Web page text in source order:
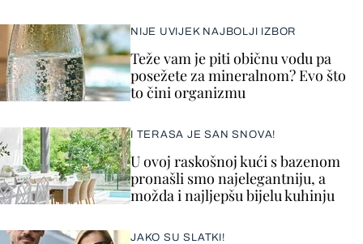
NIJE UVIJEK NAJBOLJI IZBOR
Teže vam je piti običnu vodu pa
posežete za mineralnom? Evo što
to čini organizmu
I TERASA JE SAN SNOVA!
U ovoj raskošnoj kući s bazenom
pronašli smo najelegantniju, a
možda i najljepšu bijelu kuhinju
JAKO SU SLATKI!